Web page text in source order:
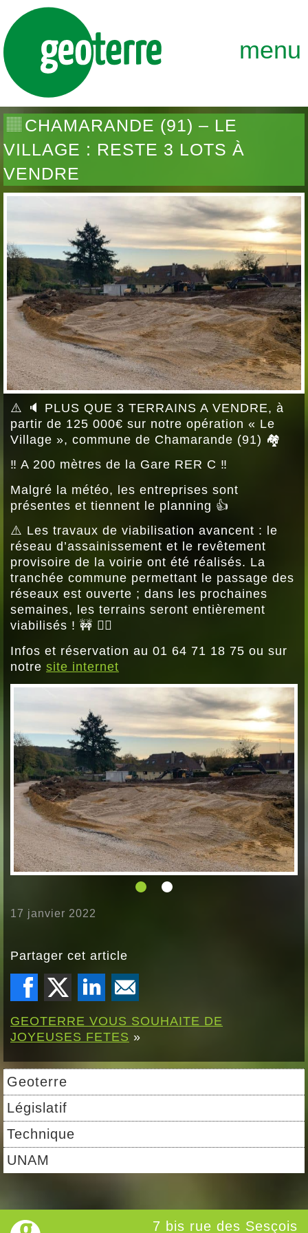
ENSEMBLE, FAÇONNONS
menu
CHAMARANDE (91) – LE
VILLAGE : RESTE 3 LOTS À
VENDRE
⚠️ 🔈 PLUS QUE 3 TERRAINS A VENDRE, à
partir de 125 000€ sur notre opération « Le
Village », commune de Chamarande (91) 🏘
‼️ A 200 mètres de la Gare RER C ‼️
Malgré la météo, les entreprises sont
présentes et tiennent le planning 👍
⚠️ Les travaux de viabilisation avancent : le
réseau d’assainissement et le revêtement
provisoire de la voirie ont été réalisés. La
tranchée commune permettant le passage des
réseaux est ouverte ; dans les prochaines
semaines, les terrains seront entièrement
viabilisés ! 🚧 👷‍♂️
Infos et réservation au 01 64 71 18 75 ou sur
notre site internet
17 janvier 2022
Partager cet article
GEOTERRE VOUS SOUHAITE DE
JOYEUSES FETES »
Geoterre
Législatif
Technique
UNAM
7 bis rue des Sesçois